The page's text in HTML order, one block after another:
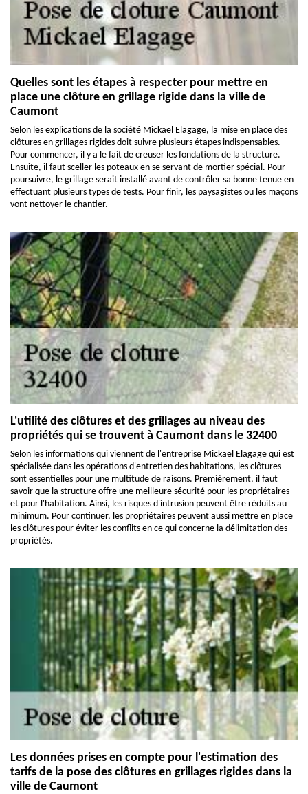
Quelles sont les étapes à respecter pour mettre en
place une clôture en grillage rigide dans la ville de
Caumont
Selon les explications de la société Mickael Elagage, la mise en place des
clôtures en grillages rigides doit suivre plusieurs étapes indispensables.
Pour commencer, il y a le fait de creuser les fondations de la structure.
Ensuite, il faut sceller les poteaux en se servant de mortier spécial. Pour
poursuivre, le grillage serait installé avant de contrôler sa bonne tenue en
effectuant plusieurs types de tests. Pour finir, les paysagistes ou les maçons
vont nettoyer le chantier.
L'utilité des clôtures et des grillages au niveau des
propriétés qui se trouvent à Caumont dans le 32400
Selon les informations qui viennent de l'entreprise Mickael Elagage qui est
spécialisée dans les opérations d'entretien des habitations, les clôtures
sont essentielles pour une multitude de raisons. Premièrement, il faut
savoir que la structure offre une meilleure sécurité pour les propriétaires
et pour l'habitation. Ainsi, les risques d'intrusion peuvent être réduits au
minimum. Pour continuer, les propriétaires peuvent aussi mettre en place
les clôtures pour éviter les conflits en ce qui concerne la délimitation des
propriétés.
Les données prises en compte pour l'estimation des
tarifs de la pose des clôtures en grillages rigides dans la
ville de Caumont